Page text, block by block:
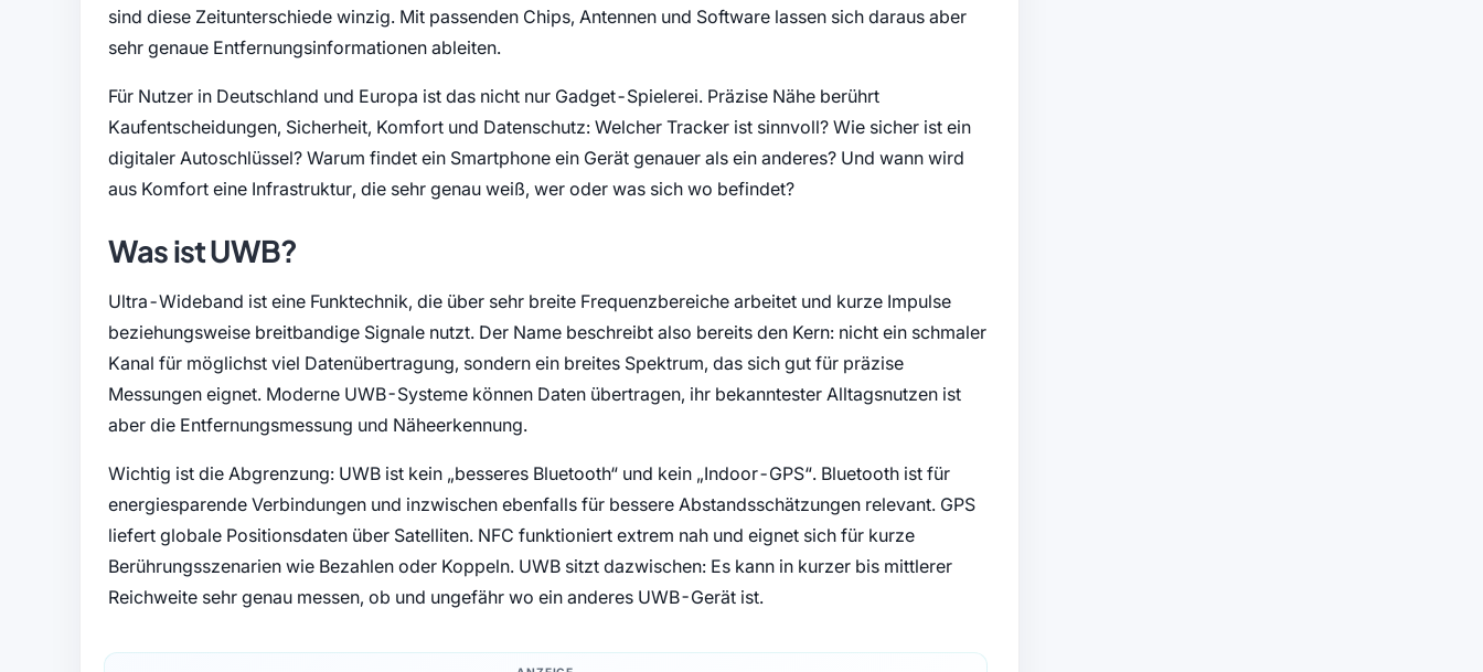
sind diese Zeitunterschiede winzig. Mit passenden Chips, Antennen und Software lassen sich daraus aber
sehr genaue Entfernungsinformationen ableiten.
Für Nutzer in Deutschland und Europa ist das nicht nur Gadget-Spielerei. Präzise Nähe berührt
Kaufentscheidungen, Sicherheit, Komfort und Datenschutz: Welcher Tracker ist sinnvoll? Wie sicher ist ein
digitaler Autoschlüssel? Warum findet ein Smartphone ein Gerät genauer als ein anderes? Und wann wird
aus Komfort eine Infrastruktur, die sehr genau weiß, wer oder was sich wo befindet?
Was ist UWB?
Ultra-Wideband ist eine Funktechnik, die über sehr breite Frequenzbereiche arbeitet und kurze Impulse
beziehungsweise breitbandige Signale nutzt. Der Name beschreibt also bereits den Kern: nicht ein schmaler
Kanal für möglichst viel Datenübertragung, sondern ein breites Spektrum, das sich gut für präzise
Messungen eignet. Moderne UWB-Systeme können Daten übertragen, ihr bekanntester Alltagsnutzen ist
aber die Entfernungsmessung und Näheerkennung.
Wichtig ist die Abgrenzung: UWB ist kein „besseres Bluetooth“ und kein „Indoor-GPS“. Bluetooth ist für
energiesparende Verbindungen und inzwischen ebenfalls für bessere Abstandsschätzungen relevant. GPS
liefert globale Positionsdaten über Satelliten. NFC funktioniert extrem nah und eignet sich für kurze
Berührungsszenarien wie Bezahlen oder Koppeln. UWB sitzt dazwischen: Es kann in kurzer bis mittlerer
Reichweite sehr genau messen, ob und ungefähr wo ein anderes UWB-Gerät ist.